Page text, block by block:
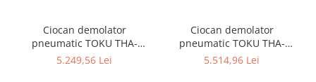
Ciocan demolator
pneumatic TOKU THA-
2BRH, picamer profesional,
5.249,56 Lei
Ciocan demolator
pneumatic TOKU THA-
4BRH, picamer profesional,
5.514,96 Lei